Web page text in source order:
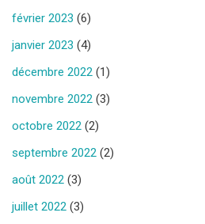
février 2023 (6)
janvier 2023 (4)
décembre 2022 (1)
novembre 2022 (3)
octobre 2022 (2)
septembre 2022 (2)
août 2022 (3)
juillet 2022 (3)